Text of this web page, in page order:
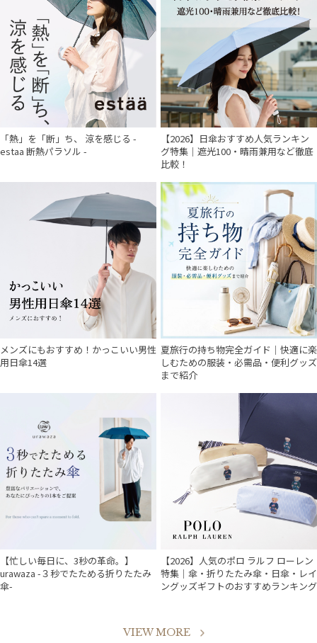
「熱」を「断」ち、 涼を感じる -
estaa 断熱パラソル -
【2026】日傘おすすめ人気ランキン
グ特集｜遮光100・晴雨兼用など徹底
比較！
メンズにもおすすめ！かっこいい男性
用日傘14選
夏旅行の持ち物完全ガイド｜快適に楽
しむための服装・必需品・便利グッズ
まで紹介
【忙しい毎日に、3秒の革命。】
urawaza -３秒でたためる折りたたみ
傘-
【2026】人気のポロ ラルフ ローレン
特集｜傘・折りたたみ傘・日傘・レイ
ングッズギフトのおすすめランキング
VIEW MORE